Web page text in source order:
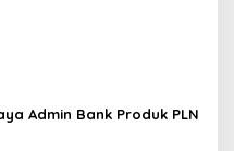
Admin Bank Produk PLN